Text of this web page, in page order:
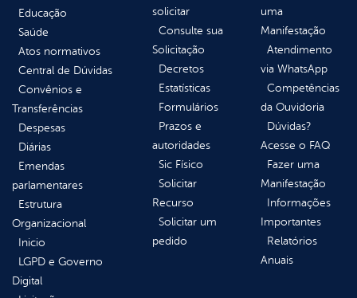
Educação
Saúde
Atos normativos
Central de Dúvidas
Convênios e
Transferências
Despesas
Diárias
Emendas
parlamentares
Estrutura
Organizacional
Inicio
LGPD e Governo
Digital
solicitar
Consulte sua
Solicitação
Decretos
Estatísticas
Formulários
Prazos e
autoridades
Sic Físico
Solicitar
Recurso
Solicitar um
pedido
uma
Manifestação
Atendimento
via WhatsApp
Competências
da Ouvidoria
Dúvidas?
Acesse o FAQ
Fazer uma
Manifestação
Informações
Importantes
Relatórios
Anuais